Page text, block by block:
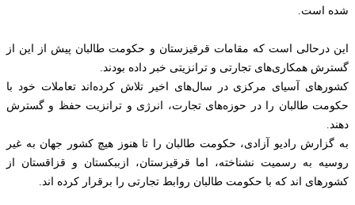
شده است.
این درحالی است که مقامات قرقیزستان و حکومت طالبان پیش از این از
گسترش همکاری‌های تجارتی و ترانزیتی خبر داده بودند.
کشورهای آسیای مرکزی در سال‌های اخیر تلاش کرده‌اند تعاملات خود با
حکومت طالبان را در حوزه‌های تجارت، انرژی و ترانزیت حفظ و گسترش
دهند.
به گزارش رادیو آزادی، حکومت طالبان را تا هنوز هیچ کشور جهان به غیر
روسیه به رسمیت نشناخته، اما قرقیزستان، ازببکستان و قزاقستان از
کشورهای اند که با حکومت طالبان روابط تجارتی را برقرار کرده اند.